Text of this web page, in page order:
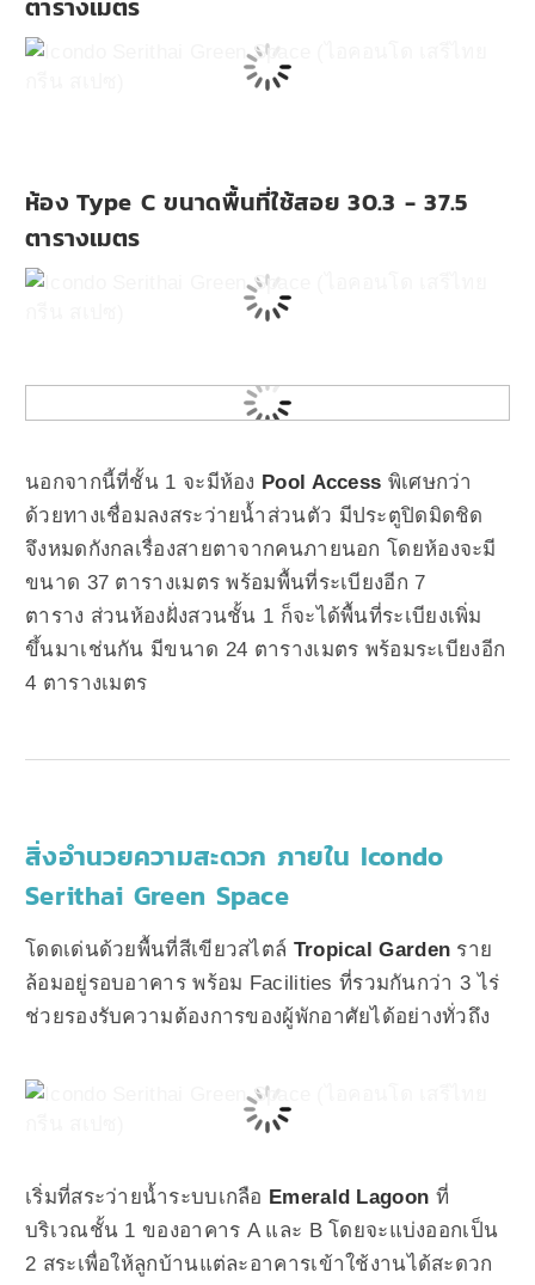
ห้อง Type C ขนาดพื้นที่ใช้สอย 30.3 - 37.5
ตารางเมตร
นอกจากนี้ที่ชั้น 1 จะมีห้อง Pool Access พิเศษกว่า
ด้วยทางเชื่อมลงสระว่ายน้ำส่วนตัว มีประตูปิดมิดชิด
จึงหมดกังกลเรื่องสายตาจากคนภายนอก โดยห้องจะมี
ขนาด 37 ตารางเมตร พร้อมพื้นที่ระเบียงอีก 7
ตาราง ส่วนห้องฝั่งสวนชั้น 1 ก็จะได้พื้นที่ระเบียงเพิ่ม
ขึ้นมาเช่นกัน มีขนาด 24 ตารางเมตร พร้อมระเบียงอีก
4 ตารางเมตร
สิ่งอำนวยความสะดวก ภายใน Icondo
Serithai Green Space
โดดเด่นด้วยพื้นที่สีเขียวสไตล์ Tropical Garden ราย
ล้อมอยู่รอบอาคาร พร้อม Facilities ที่รวมกันกว่า 3 ไร่
ช่วยรองรับความต้องการของผู้พักอาศัยได้อย่างทั่วถึง
เริ่มที่สระว่ายน้ำระบบเกลือ Emerald Lagoon ที่
บริเวณชั้น 1 ของอาคาร A และ B โดยจะแบ่งออกเป็น
2 สระเพื่อให้ลูกบ้านแต่ละอาคารเข้าใช้งานได้สะดวก